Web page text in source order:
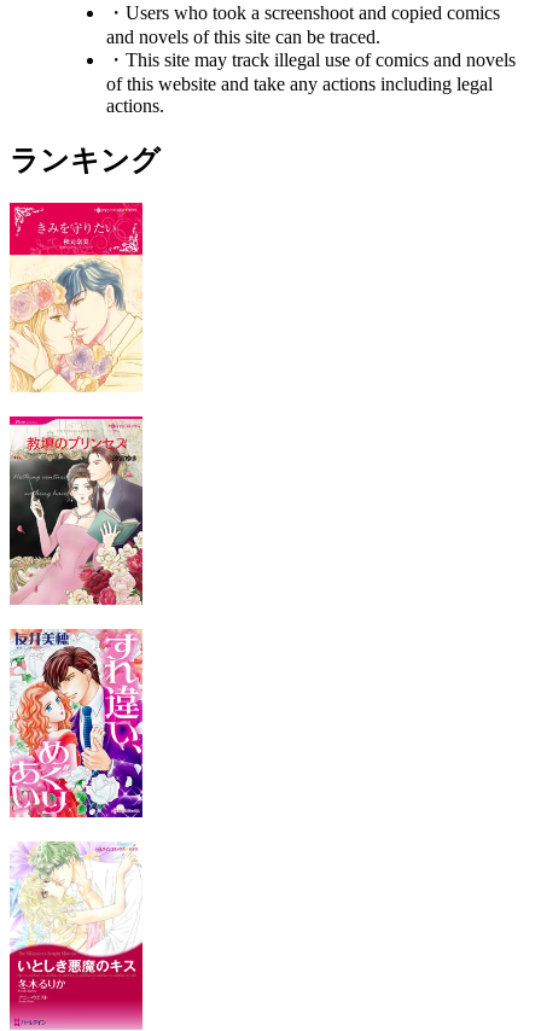
・Users who took a screenshoot and copied comics
and novels of this site can be traced.
・This site may track illegal use of comics and novels
of this website and take any actions including legal
actions.
ランキング